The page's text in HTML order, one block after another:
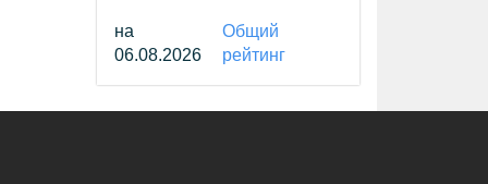
на
06.08.2026
Общий
рейтинг